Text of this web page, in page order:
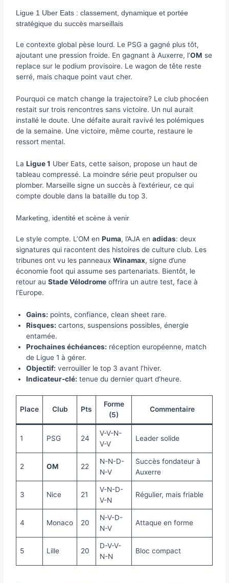
Ligue 1 Uber Eats : classement, dynamique et portée
stratégique du succès marseillais
Le contexte global pèse lourd. Le PSG a gagné plus tôt,
ajoutant une pression froide. En gagnant à Auxerre, l’OM se
replace sur le podium provisoire. Le wagon de tête reste
serré, mais chaque point vaut cher.
Pourquoi ce match change la trajectoire? Le club phocéen
restait sur trois rencontres sans victoire. Un nul aurait
installé le doute. Une défaite aurait ravivé les polémiques
de la semaine. Une victoire, même courte, restaure le
ressort mental.
LaLigue 1 Uber Eats, cette saison, propose un haut de
tableau compressé. La moindre série peut propulser ou
plomber. Marseille signe un succès à l’extérieur, ce qui
compte double dans la bataille du top 3.
Marketing, identité et scène à venir
Le style compte. L’OM enPuma, l’AJA enadidas: deux
signatures qui racontent des histoires de culture club. Les
tribunes ont vu les panneauxWinamax, signe d’une
économie foot qui assume ses partenariats. Bientôt, le
retour auStade Vélodrome offrira un autre test, face à
l’Europe.
Gains: points, confiance, clean sheet rare.
Risques: cartons, suspensions possibles, énergie
entamée.
Prochaines échéances: réception européenne, match
de Ligue 1 à gérer.
Objectif: verrouiller le top 3 avant l’hiver.
Indicateur-clé: tenue du dernier quart d’heure.
Place Club Pts
Forme
(5)
Commentaire
1 PSG 24
V-V-N-
V-V
Leader solide
2 OM 22
N-N-D-
N-V
Succès fondateur à
Auxerre
3 Nice 21
V-N-D-
V-N
Régulier, mais friable
4 Monaco 20
N-V-D-
N-V
Attaque en forme
5 Lille 20
D-V-V-
N-N
Bloc compact